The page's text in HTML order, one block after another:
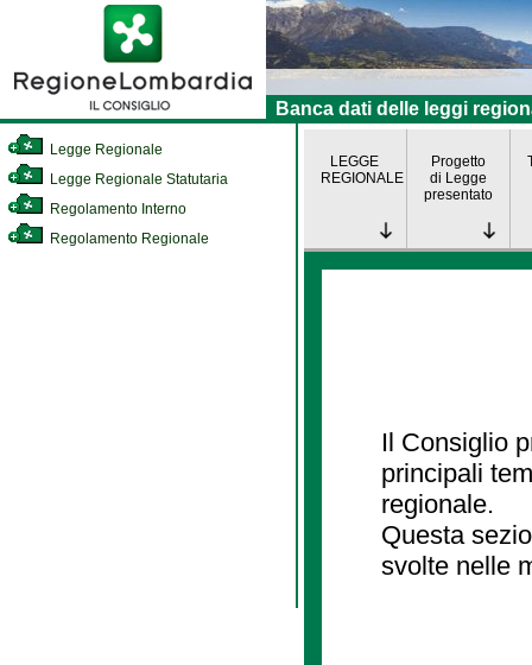
Banca dati delle leggi
Legge Regionale
Legge Regionale Statutaria
Regolamento Interno
Regolamento Regionale
LEGGE
REGIONALE
Progetto
di Legge
presentato
Il Consiglio
principali
regionale.
Questa
svolte nelle